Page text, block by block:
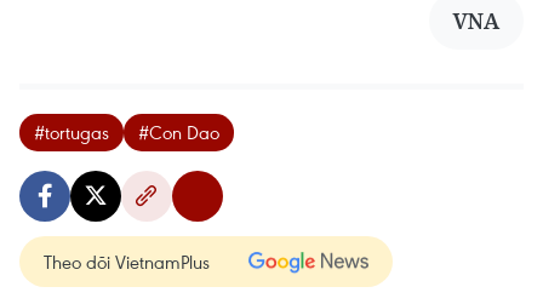
VNA
#tortugas #Con Dao
Theo dõi VietnamPlus